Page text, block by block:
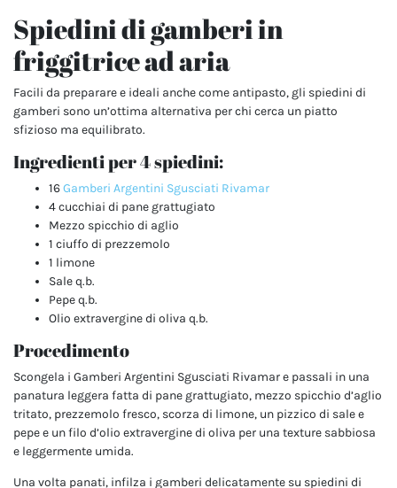
Spiedini di gamberi in
friggitrice ad aria
Facili da preparare e ideali anche come antipasto, gli spiedini di
gamberi sono un’ottima alternativa per chi cerca un piatto
sfizioso ma equilibrato.
Ingredienti per 4 spiedini:
16Gamberi Argentini Sgusciati Rivamar
4 cucchiai di pane grattugiato
Mezzo spicchio di aglio
1 ciuffo di prezzemolo
1 limone
Sale q.b.
Pepe q.b.
Olio extravergine di oliva q.b.
Procedimento
Scongela i Gamberi Argentini Sgusciati Rivamar e passali in una
panatura leggera fatta di pane grattugiato, mezzo spicchio d’aglio
tritato, prezzemolo fresco, scorza di limone, un pizzico di sale e
pepe e un filo d’olio extravergine di oliva per una texture sabbiosa
e leggermente umida.
Una volta panati, infilza i gamberi delicatamente su spiedini di